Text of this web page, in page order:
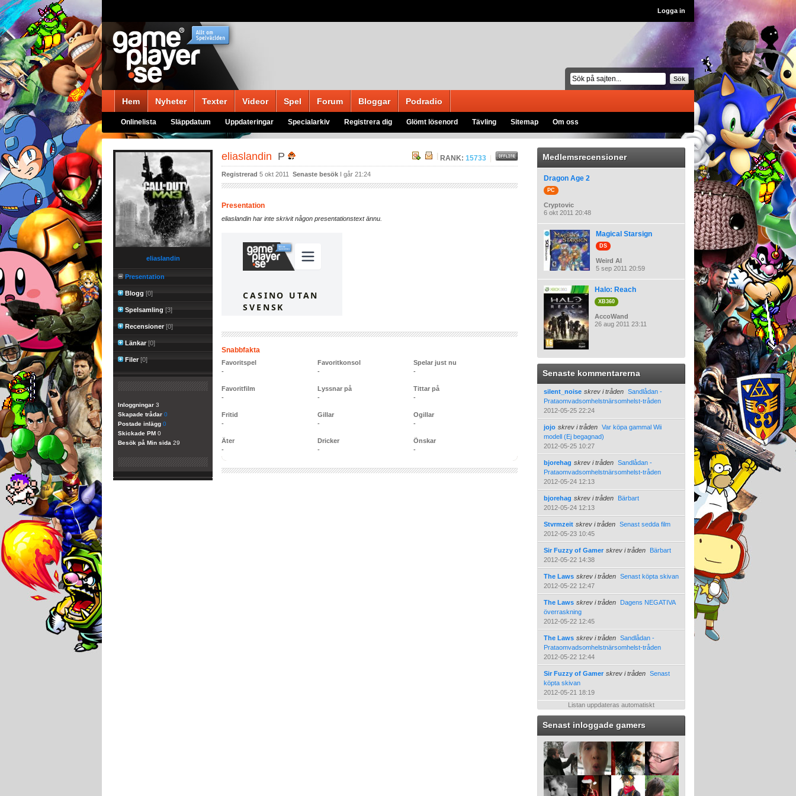
Logga in
Hem Nyheter Texter Videor Spel Forum Bloggar Podradio
Onlinelista Släppdatum Uppdateringar Specialarkiv Registrera dig Glömt lösenord Tävling Sitemap Om oss
Sök
eliaslandin
Presentation
Blogg [0]
Spelsamling [3]
Recensioner[0]
Länkar[0]
Filer[0]
Inloggningar 3
Skapade trådar 0
Postade inlägg 0
Skickade PM 0
Besök på Min sida 29
eliaslandin P RANK: 15733
Registrerad 5 okt 2011 Senaste besök I går 21:24
Presentation
eliaslandin har inte skrivit någon presentationstext ännu.
Snabbfakta
Favoritspel
-
Favoritkonsol
-
Spelar just nu
-
Favoritfilm
-
Lyssnar på
-
Tittar på
-
Fritid
-
Gillar
-
Ogillar
-
Äter
-
Dricker
-
Önskar
-
Medlemsrecensioner
Dragon Age 2
PC
Cryptovic
6 okt 2011 20:48
Magical Starsign
DS
Weird Al
5 sep 2011 20:59
Halo: Reach
XB360
AccoWand
26 aug 2011 23:11
Senaste kommentarerna
silent_noise skrev i tråden Sandlådan -
Prataomvadsomhelstnärsomhelst-tråden
2012-05-25 22:24
jojo skrev i tråden Var köpa gammal Wii
modell (Ej begagnad)
2012-05-25 10:27
bjorehag skrev i tråden Sandlådan -
Prataomvadsomhelstnärsomhelst-tråden
2012-05-24 12:13
bjorehag skrev i tråden
Bärbart
2012-05-24 12:13
Stvrmzeit skrev i tråden Senast sedda film
2012-05-23 10:45
Sir Fuzzy of Gamer skrev i tråden
Bärbart
2012-05-22 14:38
The Laws skrev i tråden Senast köpta skivan
2012-05-22 12:47
The Laws skrev i tråden
Dagens NEGATIVA
överraskning
2012-05-22 12:45
The Laws skrev i tråden Sandlådan -
Prataomvadsomhelstnärsomhelst-tråden
2012-05-22 12:44
Sir Fuzzy of Gamer skrev i tråden Senast
köpta skivan
2012-05-21 18:19
Listan uppdateras automatiskt
Senast inloggade gamers